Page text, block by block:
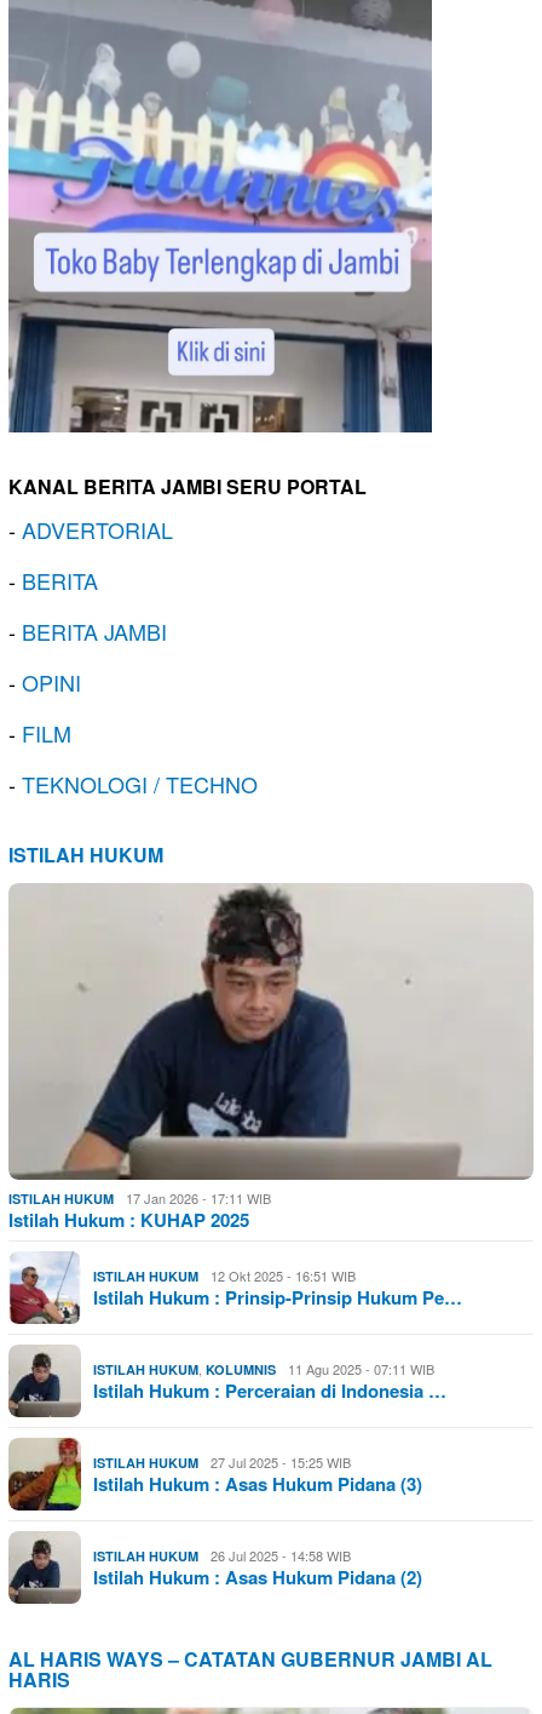
KANAL BERITA JAMBI SERU PORTAL
-ADVERTORIAL
- BERITA
- BERITA JAMBI
-OPINI
- FILM
-TEKNOLOGI / TECHNO
ISTILAH HUKUM
ISTILAH HUKUM 17 Jan 2026 - 17:11 WIB
Istilah Hukum : KUHAP 2025
ISTILAH HUKUM 12 Okt 2025 - 16:51 WIB
Istilah Hukum : Prinsip-Prinsip Hukum Pe…
ISTILAH HUKUM, KOLUMNIS 11 Agu 2025 - 07:11 WIB
Istilah Hukum : Perceraian di Indonesia …
ISTILAH HUKUM 27 Jul 2025 - 15:25 WIB
Istilah Hukum : Asas Hukum Pidana (3)
ISTILAH HUKUM 26 Jul 2025 - 14:58 WIB
Istilah Hukum : Asas Hukum Pidana (2)
AL HARIS WAYS – CATATAN GUBERNUR JAMBI AL
HARIS